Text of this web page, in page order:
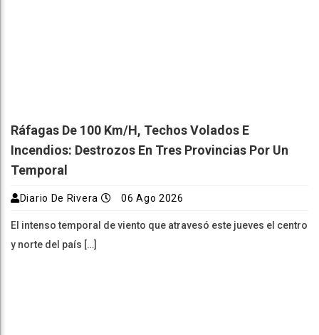
Ráfagas De 100 Km/h, Techos Volados E
Incendios: Destrozos En Tres Provincias Por Un
Temporal
Diario De Rivera 06 Ago 2026
El intenso temporal de viento que atravesó este jueves el centro
y norte del país […]